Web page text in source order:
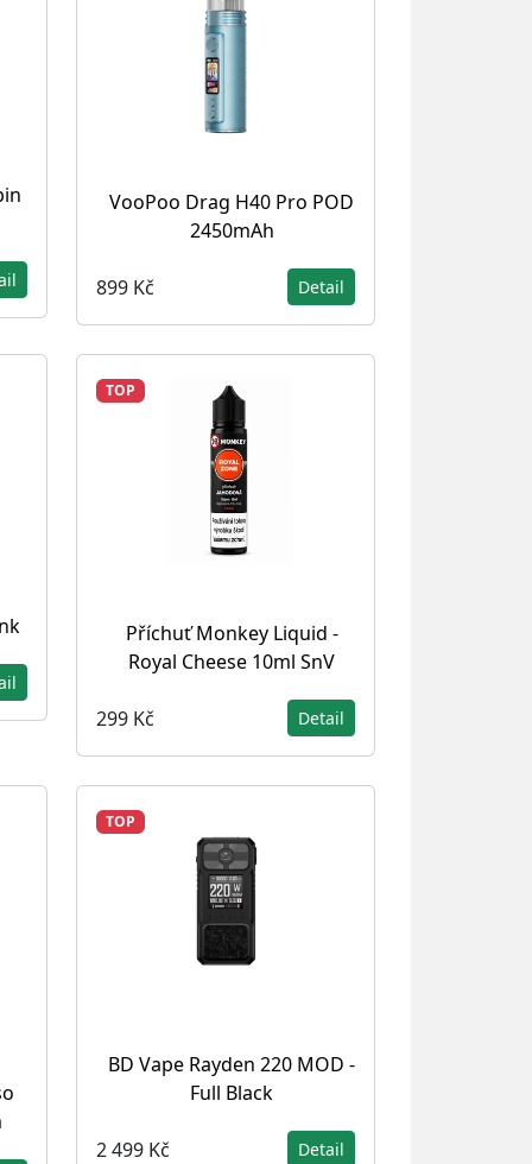
VooPoo Drag H40 Pro POD
2450mAh
899 Kč Detail
TOP
Příchuť Monkey Liquid -
Royal Cheese 10ml SnV
299 Kč Detail
TOP
BD Vape Rayden 220 MOD -
Full Black
2 499 Kč Detail